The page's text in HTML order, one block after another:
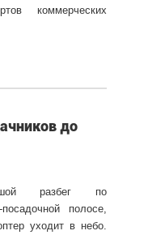
коммерческих
до
разбег по
посадочной полосе,
уходит в небо.